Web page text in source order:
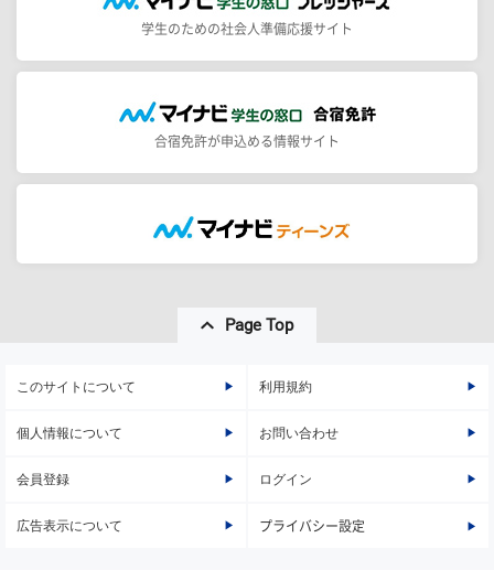
学生のための社会人準備応援サイト
合宿免許が申込める情報サイト
Page Top
このサイトについて 利用規約
個人情報について お問い合わせ
会員登録 ログイン
広告表示について プライバシー設定